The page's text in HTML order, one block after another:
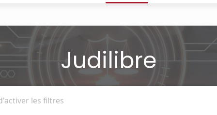
Judilibre